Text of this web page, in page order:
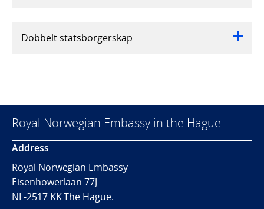
Dobbelt statsborgerskap
Royal Norwegian Embassy in the Hague
Address
Royal Norwegian Embassy
Eisenhowerlaan 77J
NL-2517 KK The Hague.